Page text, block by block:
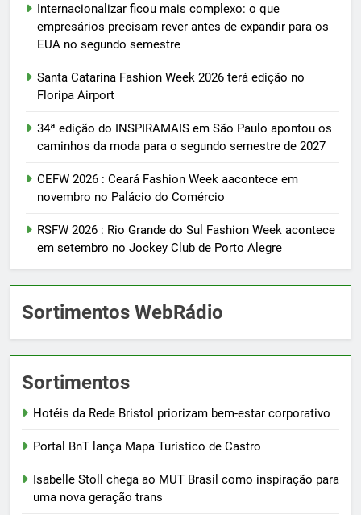
Internacionalizar ficou mais complexo: o que
empresários precisam rever antes de expandir para os
EUA no segundo semestre
Santa Catarina Fashion Week 2026 terá edição no
Floripa Airport
34ª edição do INSPIRAMAIS em São Paulo apontou os
caminhos da moda para o segundo semestre de 2027
CEFW 2026 : Ceará Fashion Week aacontece em
novembro no Palácio do Comércio
RSFW 2026 : Rio Grande do Sul Fashion Week acontece
em setembro no Jockey Club de Porto Alegre
Sortimentos WebRádio
Sortimentos
Hotéis da Rede Bristol priorizam bem-estar corporativo
Portal BnT lança Mapa Turístico de Castro
Isabelle Stoll chega ao MUT Brasil como inspiração para
uma nova geração trans